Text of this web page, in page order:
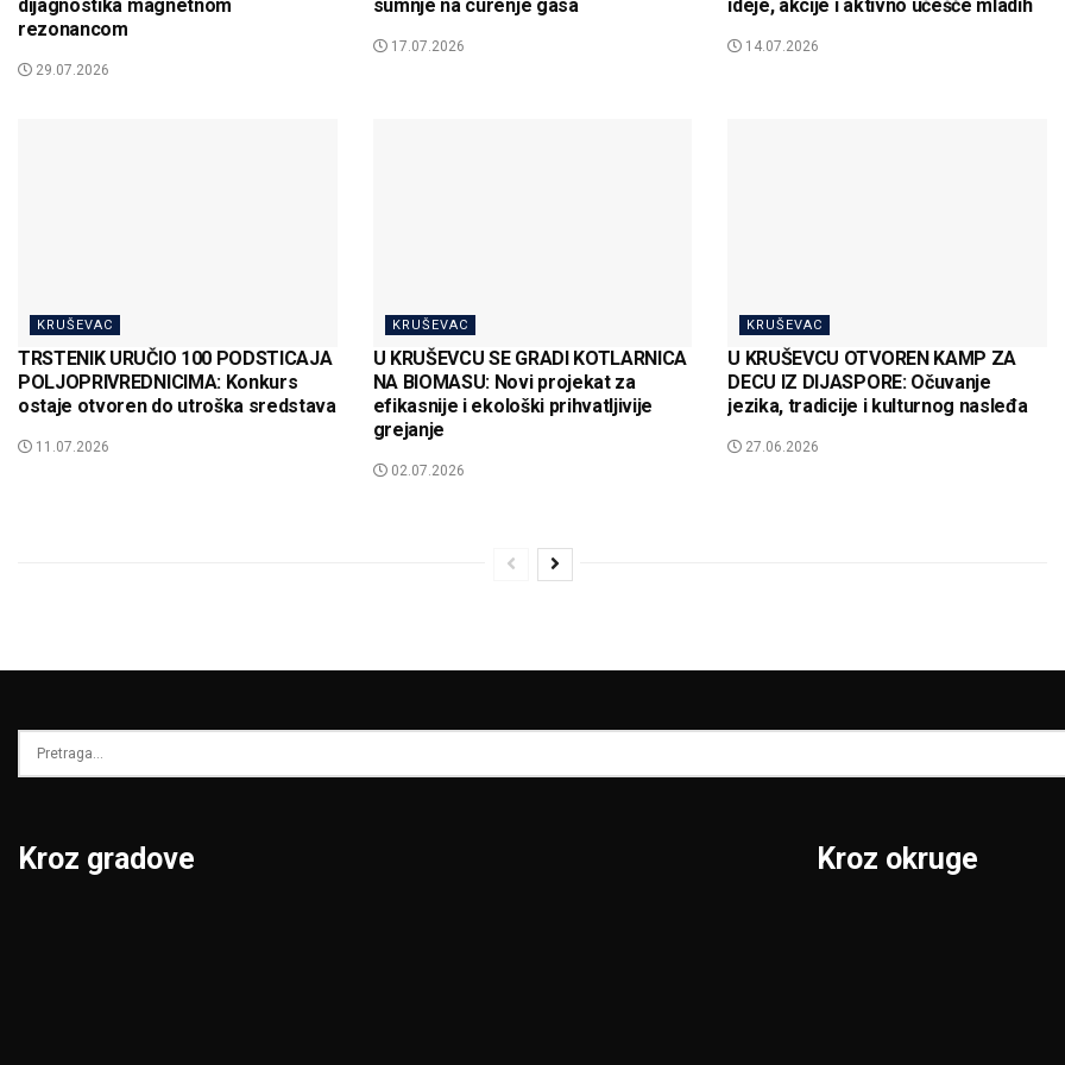
dijagnostika magnetnom
rezonancom
29.07.2026
sumnje na curenje gasa
17.07.2026
ideje, akcije i aktivno učešće mladih
14.07.2026
KRUŠEVAC
TRSTENIK URUČIO 100 PODSTICAJA
POLJOPRIVREDNICIMA: Konkurs
ostaje otvoren do utroška sredstava
11.07.2026
KRUŠEVAC
U KRUŠEVCU SE GRADI KOTLARNICA
NA BIOMASU: Novi projekat za
efikasnije i ekološki prihvatljivije
grejanje
02.07.2026
KRUŠEVAC
U KRUŠEVCU OTVOREN KAMP ZA
DECU IZ DIJASPORE: Očuvanje
jezika, tradicije i kulturnog nasleđa
27.06.2026
Kroz gradove Kroz okruge